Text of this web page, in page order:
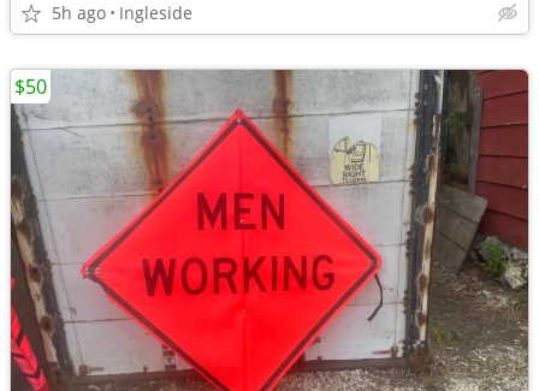
5h ago Ingleside
$50